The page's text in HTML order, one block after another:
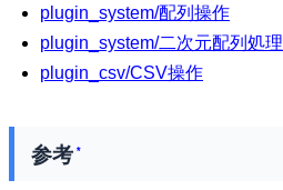
plugin_system/配列操作
plugin_system/二次元配列処理
plugin_csv/CSV操作
参考 *